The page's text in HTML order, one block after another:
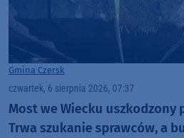
Gmina Czersk
czwartek, 6 sierpnia 2026, 07:37
Most we Wiecku uszkodzony
Trwa szukanie sprawców, a